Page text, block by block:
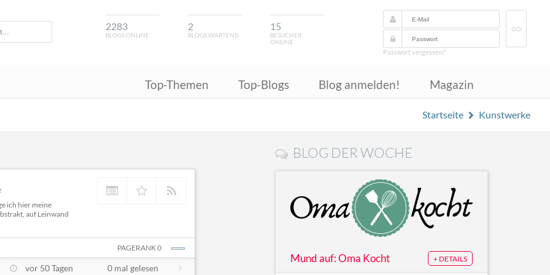
2283
BLOGS ONLINE
2
BLOGS WARTEND
15
BESUCHER
ONLINE
GO
Passwort vergessen?
Top-Themen Top-Blogs Blog anmelden! Magazin
Startseite Kunstwerke
ich hier meine
auf Leinwand
PAGERANK 0
vor 50 Tagen
0 mal gelesen
BLOG DER WOCHE
Mund auf: Oma Kocht + DETAILS